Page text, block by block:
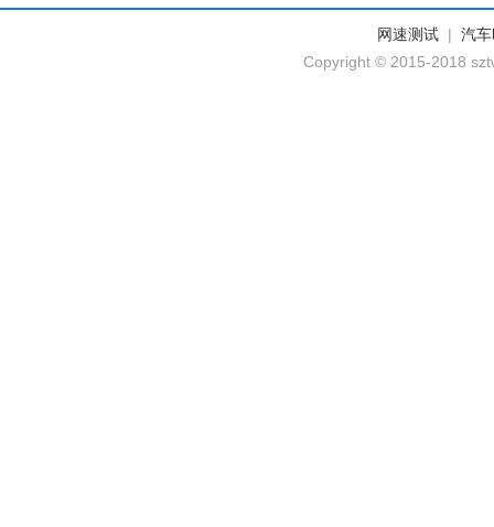
网速测试 | 汽
Copyright © 2015-2018